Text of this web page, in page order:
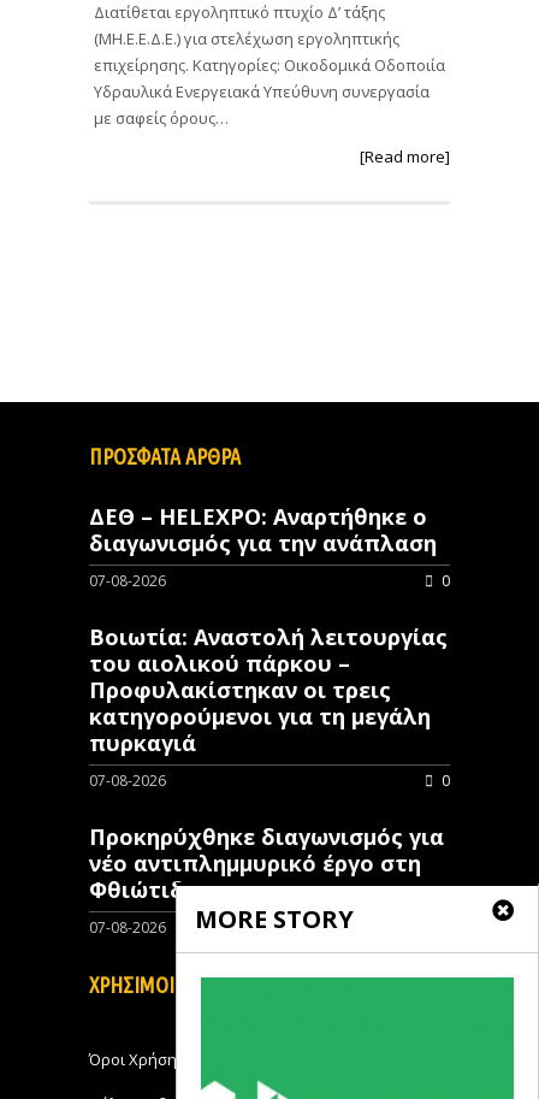
Διατίθεται εργοληπτικό πτυχίο Δ’ τάξης
(ΜΗ.Ε.Ε.Δ.Ε.) για στελέχωση εργοληπτικής
επιχείρησης. Κατηγορίες: Οικοδομικά Οδοποιία
Υδραυλικά Ενεργειακά Υπεύθυνη συνεργασία
με σαφείς όρους…
[Read more]
MORE STORY
ΠΡΟΣΦΑΤΑ ΑΡΘΡΑ
ΔΕΘ – HELEXPO: Αναρτήθηκε ο
διαγωνισμός για την ανάπλαση
07-08-2026 0
Βοιωτία: Αναστολή λειτουργίας
του αιολικού πάρκου –
Προφυλακίστηκαν οι τρεις
κατηγορούμενοι για τη μεγάλη
πυρκαγιά
07-08-2026 0
Προκηρύχθηκε διαγωνισμός για
νέo αντιπλημμυρικό έργο στη
Φθιώτιδα
07-08-2026
ΧΡΗΣΙΜΟΙ ΣΥΝΔΕΣΜΟΙ
Όροι Χρήσης